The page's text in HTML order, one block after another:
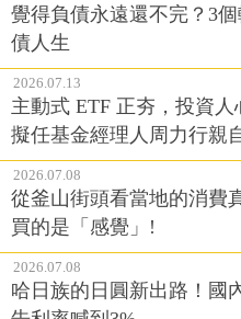
覺得負債永遠還不完？3
債人生
2026.07.13
主動式 ETF 正夯，投資
擬任基金經理人周力行親
2026.07.08
從釜山街頭看當地的消費
買的是「感覺」!
2026.07.08
哈日族的日圓新出路！國